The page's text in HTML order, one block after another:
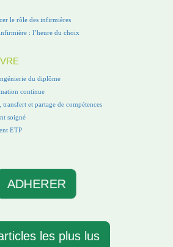
le rôle des infirmières
: l’heure du choix
du diplôme
continue
et partage de compétences
soigné
ETP
ADHERER
les plus lus